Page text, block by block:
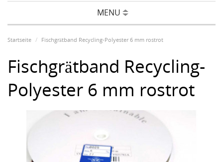
MENU
Startseite Fischgrätband Recycling-Polyester 6 mm rostrot
Fischgrätband Recycling-
Polyester 6 mm rostrot